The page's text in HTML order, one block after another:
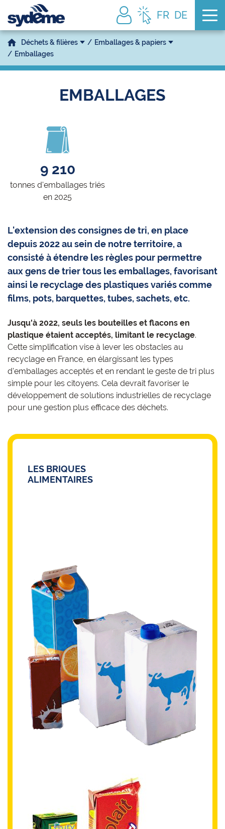
FR DE
Déchets & filières
Emballages & papiers
Emballages
EMBALLAGES
9 210
tonnes d'emballages triés
en 2025
L'extension des consignes de tri, en place
depuis 2022 au sein de notre territoire, a
consisté à étendre les règles pour permettre
aux gens de trier tous les emballages, favorisant
ainsi le recyclage des plastiques variés comme
films, pots, barquettes, tubes, sachets, etc.
Jusqu'à 2022, seuls les bouteilles et flacons en
plastique étaient acceptés, limitant le recyclage.
Cette simplification vise à lever les obstacles au
recyclage en France, en élargissant les types
d'emballages acceptés et en rendant le geste de tri plus
simple pour les citoyens. Cela devrait favoriser le
développement de solutions industrielles de recyclage
pour une gestion plus efficace des déchets.
LES BRIQUES
ALIMENTAIRES